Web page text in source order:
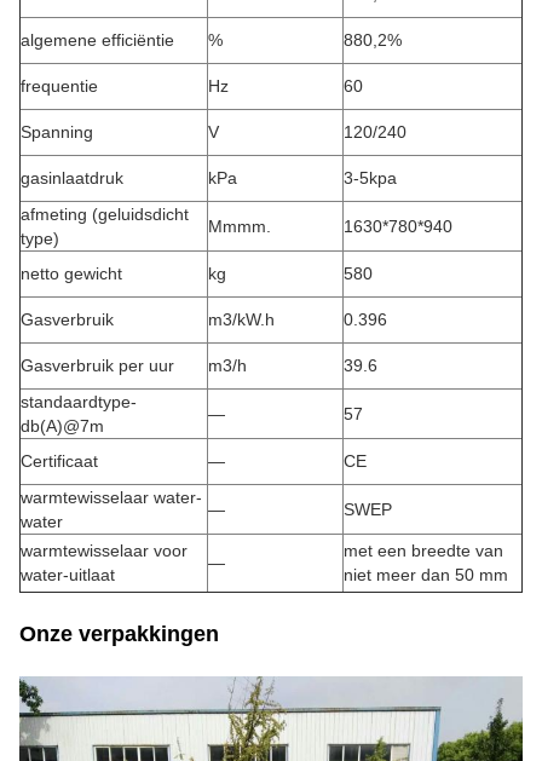
algemene efficiëntie % 880,2%
frequentie Hz 60
Spanning V 120/240
gasinlaatdruk kPa
3-5kpa
afmeting (geluidsdicht
type)
Mmmm. 1630*780*940
netto gewicht kg 580
Gasverbruik m3/kW.h 0.396
Gasverbruik per uur m3/h
39.6
standaardtype-
db(A)@7m
— 57
Certificaat —
CE
warmtewisselaar water-
water
— SWEP
warmtewisselaar voor
water-uitlaat
—
met een breedte van
niet meer dan 50 mm
Onze verpakkingen